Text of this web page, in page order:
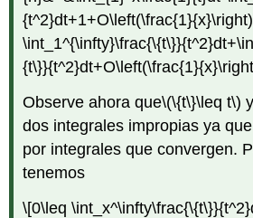
Observe ahora que\(\{t\}\leq t\)
dos integrales impropias ya
por integrales que convergen.
tenemos
\[0\leq